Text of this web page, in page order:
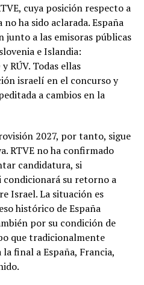
cuya posición respecto a
ha sido aclarada. España
junto a las emisoras públicas
e Islandia:
RÚV. Todas ellas
israelí en el concurso y
a cambios en la
2027, por tanto, sigue
RTVE no ha confirmado
candidatura, si
su retorno a
Israel. La situación es
histórico de España
por su condición de
que tradicionalmente
final a España, Francia,